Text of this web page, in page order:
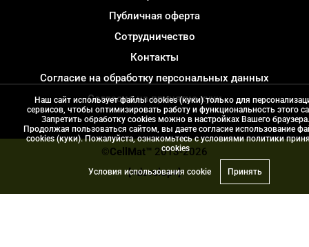
Публичная оферта
Сотрудничество
Контакты
Согласие на обработку персональных данных
Соглаcие на принятие куки
Карта сайта
©CellMat™ 2013-2026
[+develop+]
Наш сайт использует файлы cookies (куки) только для
сервисов, чтобы оптимизировать работу и функциональность этого
Запретить обработку cookies можно в настройках Вашего браузера.
Продолжая пользоваться сайтом, вы даете согласие использование
cookies (куки). Пожалуйста, ознакомьтесь с условиями политики
сookies
Условия использования cookie Принять